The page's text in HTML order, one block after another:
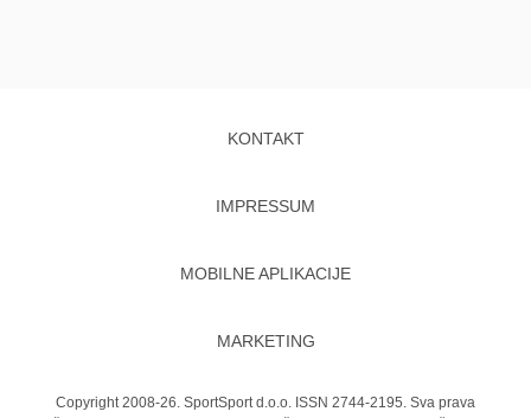
KONTAKT
IMPRESSUM
MOBILNE APLIKACIJE
MARKETING
Copyright 2008-26. SportSport d.o.o. ISSN 2744-2195. Sva prava